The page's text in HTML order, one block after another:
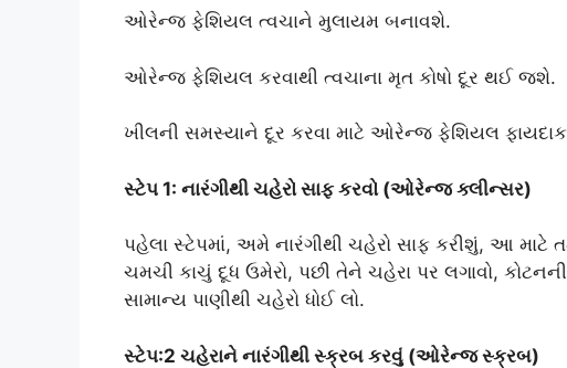
ઓરેન્જ ફેશિયલ ત્વચાને મુલાયમ બનાવશે.
ઓરેન્જ ફેશિયલ કરવાથી ત્વચાના મૃત કોષો દૂર થઈ જશે.
ખીલની સમસ્યાને દૂર કરવા માટે ઓરેન્જ ફેશિયલ
સ્ટેપ 1: નારંગીથી ચહેરો સાફ કરવો (ઓરેન્જ ક્લીન્સર)
પહેલા સ્ટેપમાં, અમે નારંગીથી ચહેરો સાફ કરીશું, આ માટે
ચમચી કાચું દૂધ ઉમેરો, પછી તેને ચહેરા પર લગાવો,
સામાન્ય પાણીથી ચહેરો ધોઈ લો.
સ્ટેપ:2 ચહેરાને નારંગીથી સ્ક્રબ કરવું (ઓરેન્જ સ્ક્રબ)